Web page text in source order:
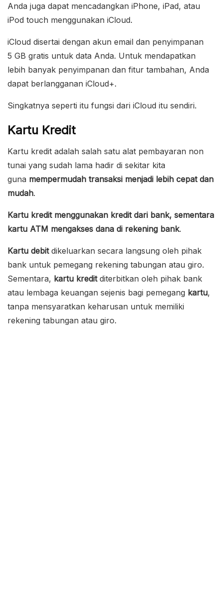
Anda juga dapat mencadangkan iPhone, iPad, atau
iPod touch menggunakan iCloud.
iCloud disertai dengan akun email dan penyimpanan
5 GB gratis untuk data Anda. Untuk mendapatkan
lebih banyak penyimpanan dan fitur tambahan, Anda
dapat berlangganan iCloud+.
Singkatnya seperti itu fungsi dari iCloud itu sendiri.
Kartu Kredit
Kartu kredit adalah salah satu alat pembayaran non
tunai yang sudah lama hadir di sekitar kita
guna mempermudah transaksi menjadi lebih cepat dan
mudah.
Kartu kredit menggunakan kredit dari bank, sementara
kartu ATM mengakses dana di rekening bank.
Kartu debitdikeluarkan secara langsung oleh pihak
bank untuk pemegang rekening tabungan atau giro.
Sementara, kartu kreditditerbitkan oleh pihak bank
atau lembaga keuangan sejenis bagi pemegang kartu,
tanpa mensyaratkan keharusan untuk memiliki
rekening tabungan atau giro.